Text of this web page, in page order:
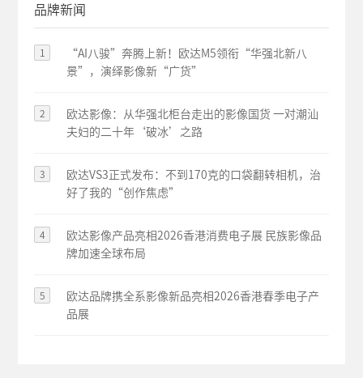
品牌新闻
1
“AI八骏”奔腾上新！欧达M5领衔“华强北新八
景”，演绎影像新“广货”
2
欧达影像：从华强北柜台走出的影像国货 一对潮汕
夫妇的二十年‘破冰’之路
3
欧达VS3正式发布：不到170克的口袋翻转相机，治
好了我的“创作焦虑”
4
欧达影像产品亮相2026香港消费电子展 民族影像品
牌加速全球布局
5
欧达品牌携全系影像新品亮相2026香港春季电子产
品展